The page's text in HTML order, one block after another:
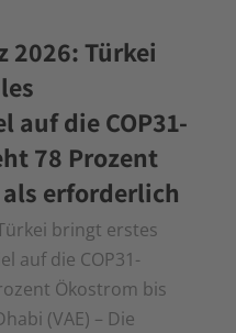
2026: Türkei
die COP31-
78 Prozent
erforderlich
bringt erstes
auf die COP31-
Ökostrom bis
(VAE) – Die